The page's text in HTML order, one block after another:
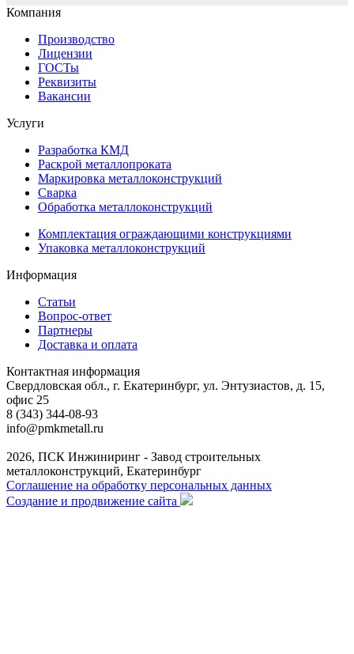
Компания
Производство
Лицензии
ГОСТы
Реквизиты
Вакансии
Услуги
Разработка КМД
Раскрой металлопроката
Маркировка металлоконструкций
Сварка
Обработка металлоконструкций
Комплектация ограждающими конструкциями
Упаковка металлоконструкций
Информация
Статьи
Вопрос-ответ
Партнеры
Доставка и оплата
Контактная информация
Свердловская обл., г. Екатеринбург, ул. Энтузиастов, д. 15,
офис 25
8 (343) 344-08-93
info@pmkmetall.ru
2026, ПСК Инжиниринг - Завод строительных
металлоконструкций, Екатеринбург
Соглашение на обработку персональных данных
Создание и продвижение сайта